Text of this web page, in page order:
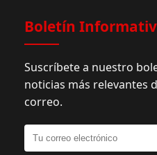
Boletín
Suscríbete a nuestro
noticias más relevantes
correo.